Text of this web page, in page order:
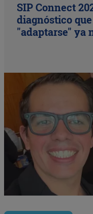
SIP Connect
diagnóstico
"adaptarse" ya